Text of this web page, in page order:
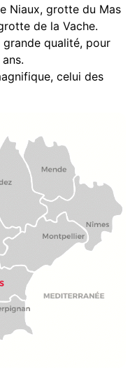
Niaux, grotte du Mas
de la Vache.
qualité, pour
celui des